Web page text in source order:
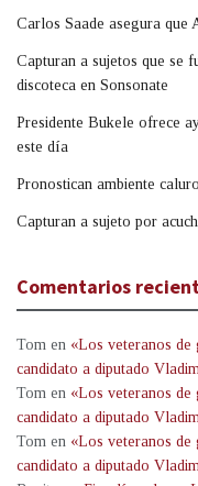
Carlos Saade asegura que
Capturan a sujetos que se
discoteca en Sonsonate
Presidente Bukele ofrece
este día
Pronostican ambiente
Capturan a sujeto por
Comentarios
Tom en «Los veteranos de
candidato a diputado
Tom en «Los veteranos de
candidato a diputado
Tom en «Los veteranos de
candidato a diputado